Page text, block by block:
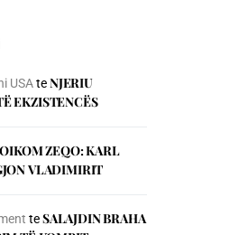
USAteNJERIU
EKZISTENCЁS
ZEQO: KARL
VLADIMIRIT
teSALAJDIN BRAHA